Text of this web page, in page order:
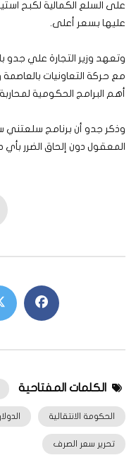
على السلع الكمالية لكبح
عليها بسعر أعلى.
وتعهد وزير التجارة علي
مع حركة التعاونيات
أهم البرامج الحكومية لمحاربة
وذكر جدو أن برنامج سلعتني
المعقول دون إلحاق الضرر بأي
الكلمات المفتاحية
الحكومة الانتقالية الدولار
تحرير سعر الصرف